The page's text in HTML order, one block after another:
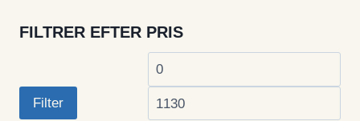
FILTRER EFTER PRIS
Mindste
Filter